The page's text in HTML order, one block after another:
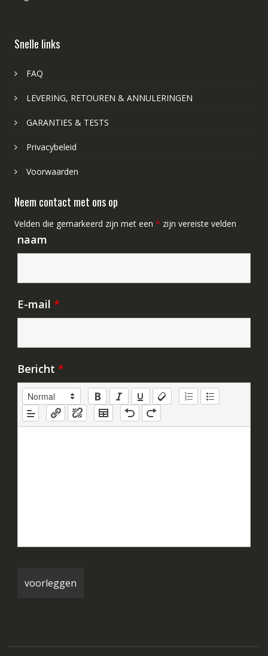
Snelle links
FAQ
LEVERING, RETOUREN & ANNULERINGEN
GARANTIES & TESTS
Privacybeleid
Voorwaarden
Neem contact met ons op
Velden die gemarkeerd zijn met een * zijn vereiste velden
naam
E-mail *
Bericht *